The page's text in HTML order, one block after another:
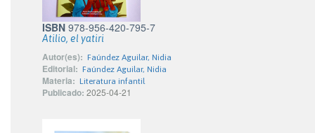
ISBN 978-956-420-795-7
Atilio, el yatiri
Autor(es): Faúndez Aguilar, Nidia
Editorial: Faúndez Aguilar, Nidia
Materia: Literatura infantil
Publicado: 2025-04-21